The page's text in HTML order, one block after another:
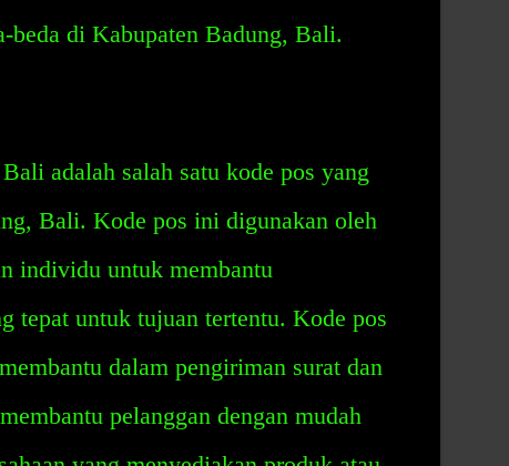
beda di Kabupaten Badung, Bali.
adalah salah satu kode pos yang
Bali. Kode pos ini digunakan oleh
individu untuk membantu
tepat untuk tujuan tertentu. Kode pos
dalam pengiriman surat dan
pelanggan dengan mudah